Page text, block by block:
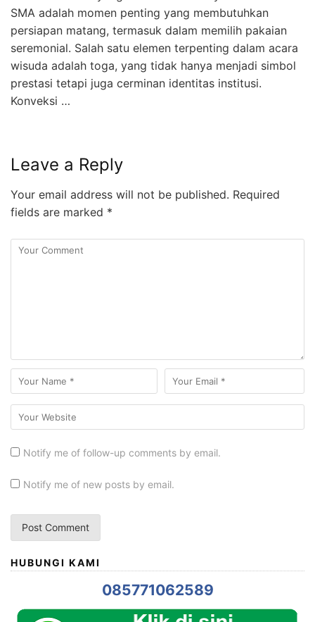
SMA adalah momen penting yang membutuhkan
persiapan matang, termasuk dalam memilih pakaian
seremonial. Salah satu elemen terpenting dalam acara
wisuda adalah toga, yang tidak hanya menjadi simbol
prestasi tetapi juga cerminan identitas institusi.
Konveksi …
Leave a Reply
Your email address will not be published. Required
fields are marked *
Notify me of follow-up comments by email.
Notify me of new posts by email.
HUBUNGI KAMI
085771062589